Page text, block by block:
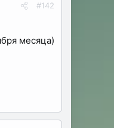
#142
месяца)